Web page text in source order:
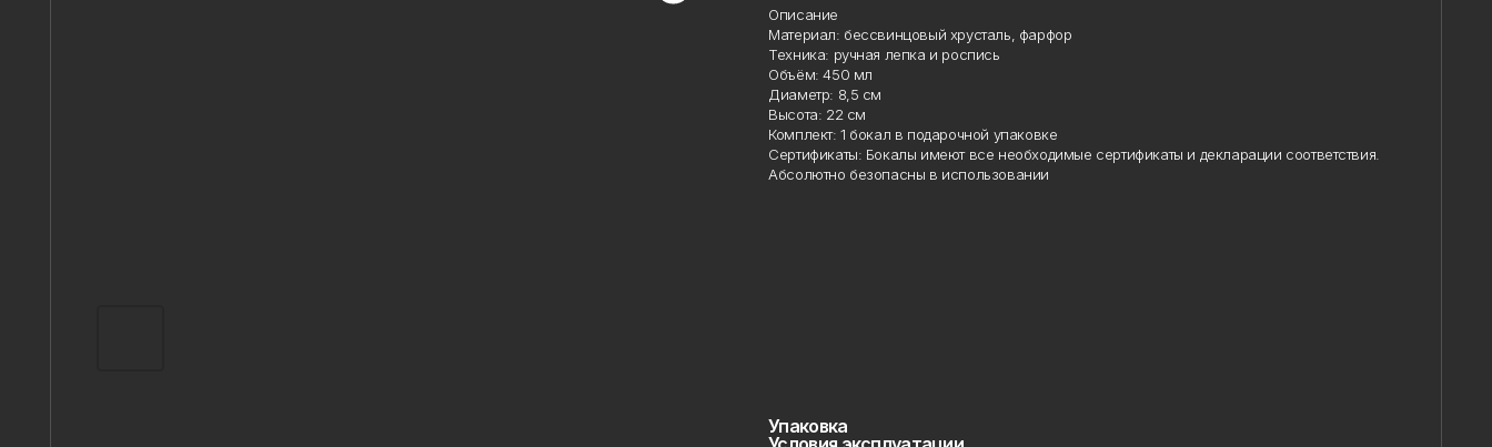
Описание
Материал: бессвинцовый хрусталь, фарфор
Техника: ручная лепка и роспись
Объём: 450 мл
Диаметр: 8,5 см
Высота: 22 см
Комплект: 1 бокал в подарочной упаковке
Сертификаты: Бокалы имеют все необходимые сертификаты и декларации соответствия.
Абсолютно безопасны в использовании
Упаковка
Условия эксплуатации